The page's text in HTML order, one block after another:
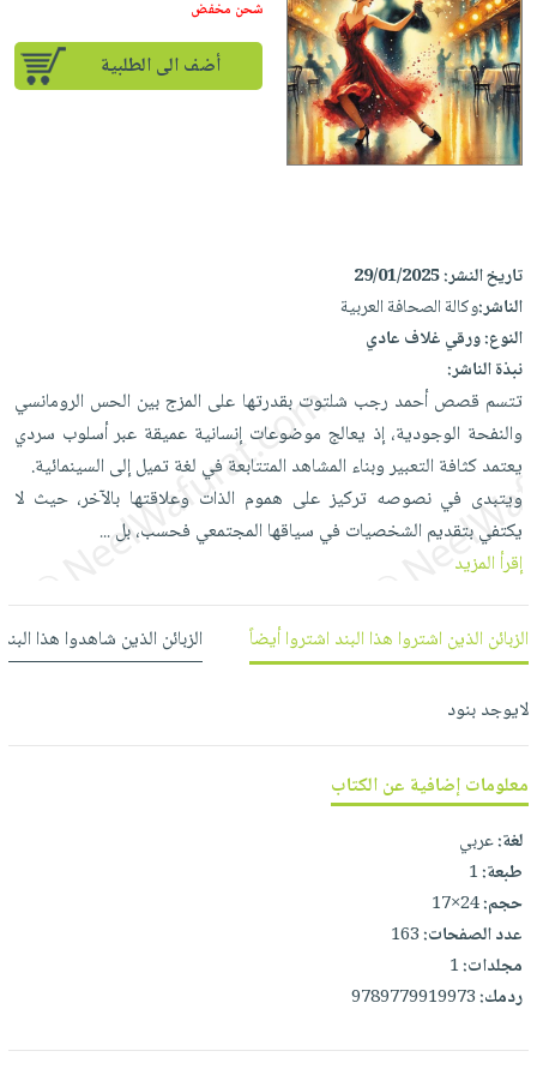
إختياراتنا
كتب
أكاديمية
صندوق
القراءة
iKitab
بلا
حدود
أسئلة
يتكرر
iKitab
على
Android
تحميل
iKitab
على
Apple
أسئلة
يتكرر
طرحها
تحميل
masmu3
masmu3
على
Apple
المواضيع
الأكثر
مبيعاً
إختياراتنا
القراءة
جوائز
تعليمية
الصحة
والعناية
الشخصية
أجهزة
العناية
الشخصية
العناية
وتصفيف
الشعر
العناية
بالجسم
العناية
بالأسنان
والتغذية
المطبخ
والسفرة
جديد
الكل
أواني
الطهي
أدوات
الخبز
أدوات
المائدة
الأوعية
والتخزين
أدوات
المطبخ
متجر
الهدايا
أقسام
الأكثر
للمدارس
كتب
منزلية
اكسسوارات
ملابس
مطرزات
حقائب
حلي
بالذات
شحن
بنود
مختارة
كل
صندوق
iKitab
بلا
حدود
نيل
وفرات
عن
الشركة
الشركة
حسابك
الأمنيات
شحن مخفض
أضف الى الطلبية
تاريخ النشر:29/01/2025
الناشر:وكالة الصحافة العربية
النوع:ورقي غلاف عادي
نبذة الناشر:
تتسم قصص أحمد رجب شلتوت بقدرتها على المزج بين الحس الرومانسي
والنفحة الوجودية، إذ يعالج موضوعات إنسانية عميقة عبر أسلوب سردي
يعتمد كثافة التعبير وبناء المشاهد المتتابعة في لغة تميل إلى السينمائية.
ويتبدى في نصوصه تركيز على هموم الذات وعلاقتها بالآخر، حيث لا
يكتفي بتقديم الشخصيات في سياقها المجتمعي فحسب، بل...
إقرأ المزيد
الزبائن الذين اشتروا هذا البند اشتروا أيضاً الزبائن الذين شاهدوا هذا
لايوجد بنود
معلومات إضافية عن الكتاب
لغة:عربي
طبعة:1
حجم:24×17
عدد الصفحات:163
مجلدات:1
ردمك:9789779919973